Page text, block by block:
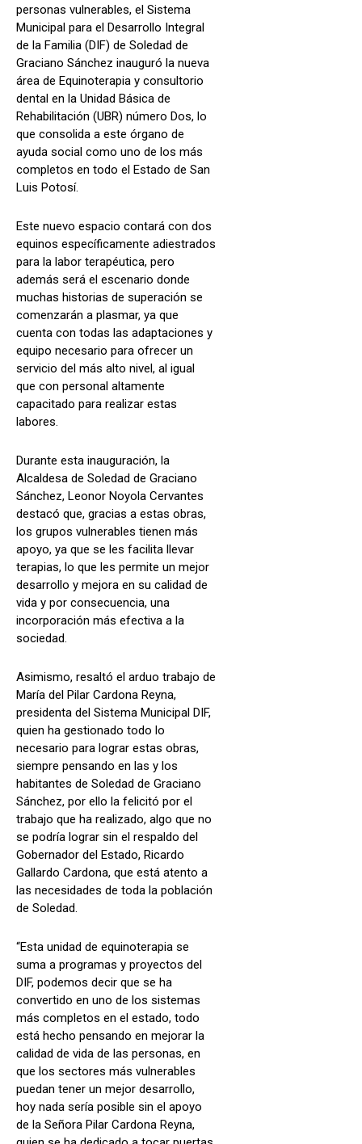
personas vulnerables, el Sistema
Municipal para el Desarrollo Integral
de la Familia (DIF) de Soledad de
Graciano Sánchez inauguró la nueva
área de Equinoterapia y consultorio
dental en la Unidad Básica de
Rehabilitación (UBR) número Dos, lo
que consolida a este órgano de
ayuda social como uno de los más
completos en todo el Estado de San
Luis Potosí.
Este nuevo espacio contará con dos
equinos específicamente adiestrados
para la labor terapéutica, pero
además será el escenario donde
muchas historias de superación se
comenzarán a plasmar, ya que
cuenta con todas las adaptaciones y
equipo necesario para ofrecer un
servicio del más alto nivel, al igual
que con personal altamente
capacitado para realizar estas
labores.
Durante esta inauguración, la
Alcaldesa de Soledad de Graciano
Sánchez, Leonor Noyola Cervantes
destacó que, gracias a estas obras,
los grupos vulnerables tienen más
apoyo, ya que se les facilita llevar
terapias, lo que les permite un mejor
desarrollo y mejora en su calidad de
vida y por consecuencia, una
incorporación más efectiva a la
sociedad.
Asimismo, resaltó el arduo trabajo de
María del Pilar Cardona Reyna,
presidenta del Sistema Municipal DIF,
quien ha gestionado todo lo
necesario para lograr estas obras,
siempre pensando en las y los
habitantes de Soledad de Graciano
Sánchez, por ello la felicitó por el
trabajo que ha realizado, algo que no
se podría lograr sin el respaldo del
Gobernador del Estado, Ricardo
Gallardo Cardona, que está atento a
las necesidades de toda la población
de Soledad.
“Esta unidad de equinoterapia se
suma a programas y proyectos del
DIF, podemos decir que se ha
convertido en uno de los sistemas
más completos en el estado, todo
está hecho pensando en mejorar la
calidad de vida de las personas, en
que los sectores más vulnerables
puedan tener un mejor desarrollo,
hoy nada sería posible sin el apoyo
de la Señora Pilar Cardona Reyna,